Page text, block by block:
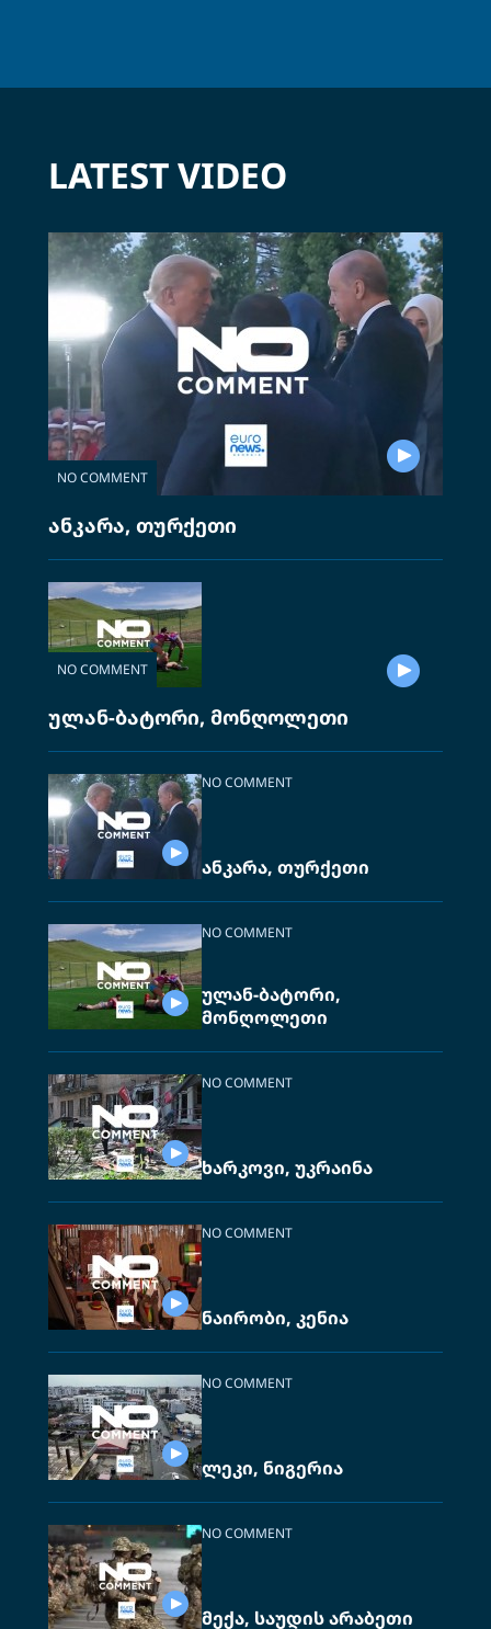
LATEST VIDEO
NO COMMENT
ანკარა, თურქეთი
NO COMMENT
ულან-ბატორი, მონღოლეთი
NO COMMENT
ანკარა, თურქეთი
NO COMMENT
ულან-ბატორი,
მონღოლეთი
NO COMMENT
ხარკოვი, უკრაინა
NO COMMENT
ნაირობი, კენია
NO COMMENT
ლეკი, ნიგერია
NO COMMENT
მექა, საუდის არაბეთი